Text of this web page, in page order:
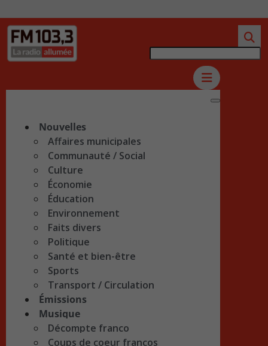
Nouvelles
Affaires municipales
Communauté / Social
Culture
Économie
Éducation
Environnement
Faits divers
Politique
Santé et bien-être
Sports
Transport / Circulation
Émissions
Musique
Décompte franco
Coups de coeur francos